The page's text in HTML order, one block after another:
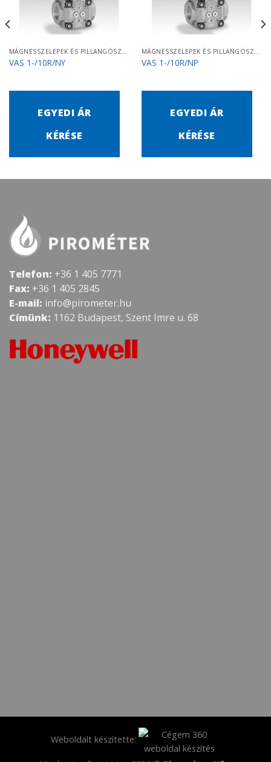
MÁGNESSZELEPEK ÉS PILLANGÓSZELEPEK
VAS 1-/10R/NY
EGYEDI ÁR
KÉRÉSE
MÁGNESSZELEPEK ÉS PILLANGÓSZELEPEK
VAS 1-/10R/NP
EGYEDI ÁR
KÉRÉSE
Telefon: +36 1 405 7771
Fax: +36 1 405 2845
E-mail: info@pirometer.hu
Címünk: 1162 Budapest, Szent Imre u. 68
Weboldalt készítette: